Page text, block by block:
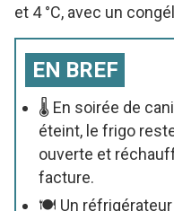
et 4 °C, avec un
EN BREF
🌡️ En soirée de
éteint, le frigo
ouverte et
facture.
🍽️ Un